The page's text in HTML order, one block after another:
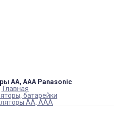
АА, ААА Panasonic
Главная
батарейки
АА, ААА